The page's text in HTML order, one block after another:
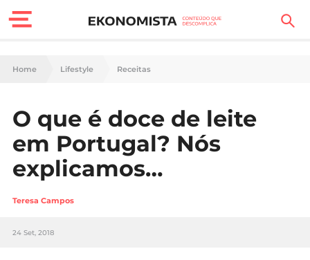
Finanças Pessoais
Carreira
Casa
Lifestyle
Sociedade
Home Lifestyle Receitas
O que é doce de leite
em Portugal? Nós
explicamos…
Teresa Campos
24 Set, 2018